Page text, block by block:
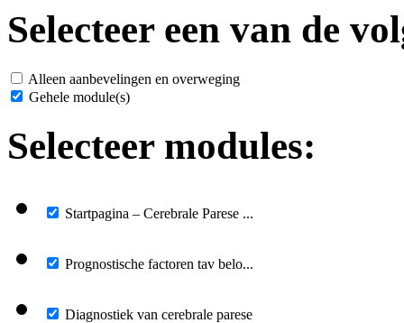
Selecteer een van de
Alleen aanbevelingen en overweging
Gehele module(s)
Selecteer modules:
Startpagina – Cerebrale Parese ...
Prognostische factoren tav belo...
Diagnostiek van cerebrale parese